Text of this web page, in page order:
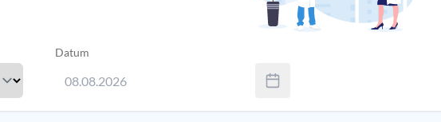
Datum
08.08.2026